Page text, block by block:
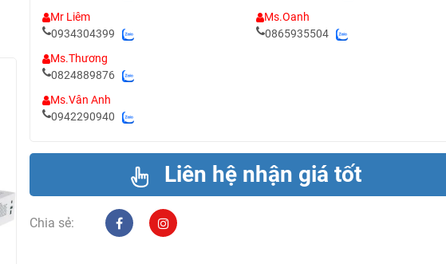
Mr Liêm
0934304399
Ms.Thương
0824889876
Ms.Vân Anh
0942290940
Ms.Oanh
0865935504
Liên hệ nhận giá tốt
Chia sẻ: